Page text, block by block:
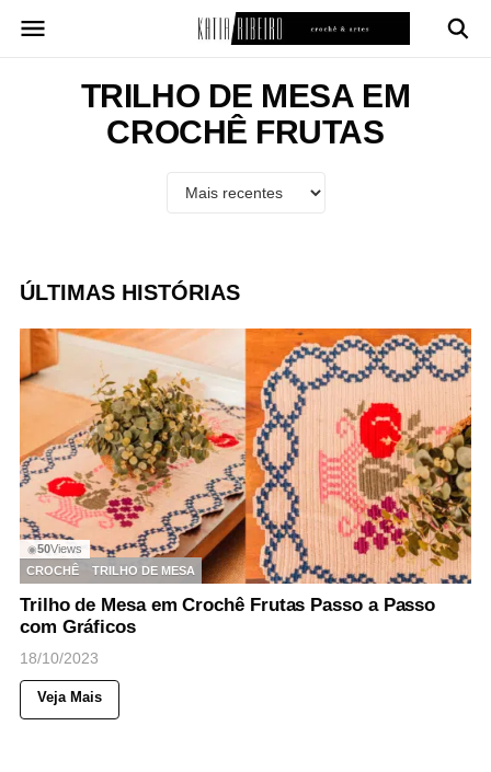
para
TRILHO DE MESA EM
CROCHÊ FRUTAS
ÚLTIMAS HISTÓRIAS
◉50Views
CROCHÊ
TRILHO DE MESA
Trilho de Mesa em Crochê Frutas Passo a Passo
com Gráficos
18/10/2023
Veja Mais